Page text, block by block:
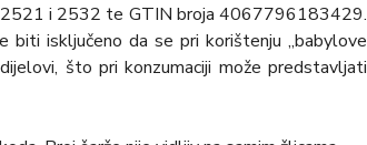
2521 i 2532 te GTIN broja 4067796183429.
biti isključeno da se pri korištenju „babylove
što pri konzumaciji može predstavljati